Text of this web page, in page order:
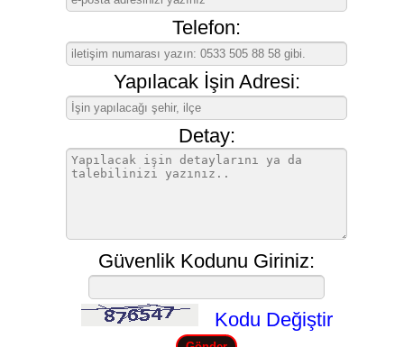
Telefon:
Yapılacak İşin Adresi:
Detay:
Güvenlik Kodunu Giriniz:
Kodu Değiştir